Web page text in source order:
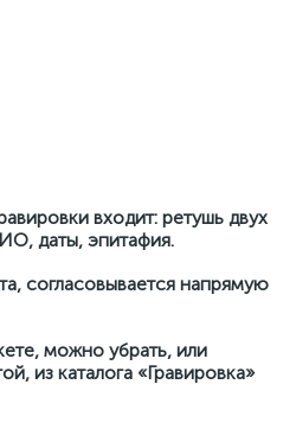
входит: ретушь двух
даты, эпитафия.
согласовывается напрямую
можно убрать, или
из каталога «Гравировка»